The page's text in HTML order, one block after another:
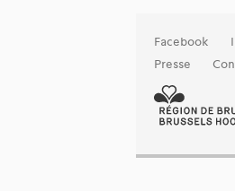
Facebook
Presse